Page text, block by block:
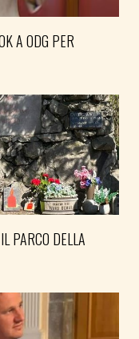
A ODG PER
PARCO DELLA